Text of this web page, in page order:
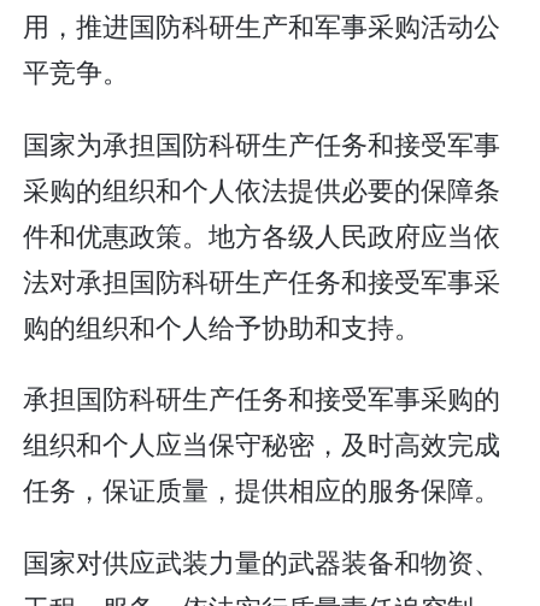
用，推进国防科研生产和军事采购活动公
平竞争。
国家为承担国防科研生产任务和接受军事
采购的组织和个人依法提供必要的保障条
件和优惠政策。地方各级人民政府应当依
法对承担国防科研生产任务和接受军事采
购的组织和个人给予协助和支持。
承担国防科研生产任务和接受军事采购的
组织和个人应当保守秘密，及时高效完成
任务，保证质量，提供相应的服务保障。
国家对供应武装力量的武器装备和物资、